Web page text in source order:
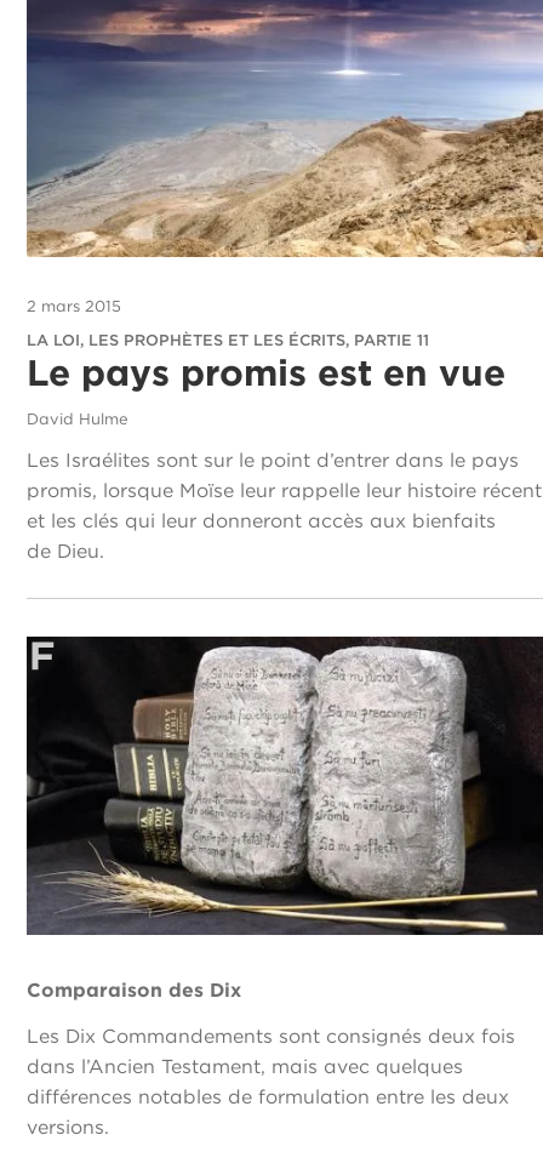
2 mars 2015
LA LOI, LES PROPHÈTES ET LES ÉCRITS, PARTIE 11
Le pays promis est en vue
David Hulme
Les Israélites sont sur le point d’entrer dans le pays
promis, lorsque Moïse leur rappelle leur histoire
et les clés qui leur donneront accès aux bienfaits
de Dieu.
Comparaison des Dix
Les Dix Commandements sont consignés deux fois
dans l’Ancien Testament, mais avec quelques
différences notables de formulation entre les deux
versions.